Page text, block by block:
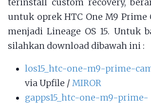
terinstall custom recovery,
untuk oprek HTC One M9 Prime
menjadi Lineage OS 15. Untuk
silahkan download dibawah ini :
los15_htc-one-m9-prime-
via Upfile /MIROR
gapps15_htc-one-m9-prime-